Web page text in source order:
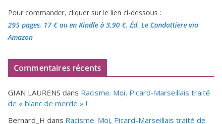
Pour commander, cliquer sur le lien ci-dessous :
295 pages, 17 €ou en Kindle à 3,90 €, Éd. Le Condottiere via
Amazon
Commentaires récents
GIAN LAURENS dans Racisme. Moi, Picard-Marseillais traité
de « blanc de merde » !
Bernard_H dans Racisme. Moi, Picard-Marseillais traité de